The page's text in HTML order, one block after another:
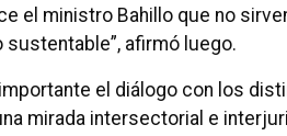
el ministro Bahillo que no
afirmó luego.
el diálogo con los
mirada intersectorial e